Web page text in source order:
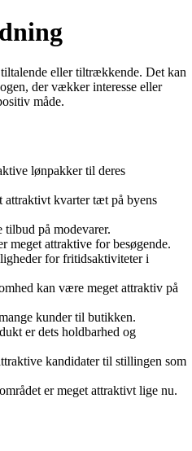
eller tiltrækkende. Det kan
der vækker interesse eller
måde.
lønpakker til deres
kvarter tæt på byens
på modevarer.
meget attraktive for besøgende.
for fritidsaktiviteter i
kan være meget attraktiv på
kunder til butikken.
er dets holdbarhed og
kandidater til stillingen som
er meget attraktivt lige nu.